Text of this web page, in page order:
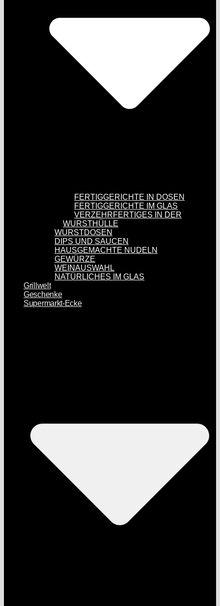
FERTIGGERICHTE IN DOSEN
FERTIGGERICHTE IM GLAS
VERZEHRFERTIGES IN DER
WURSTHÜLLE
WURSTDOSEN
DIPS UND SAUCEN
HAUSGEMACHTE NUDELN
GEWÜRZE
WEINAUSWAHL
NATÜRLICHES IM GLAS
Grillwelt
Geschenke
Supermarkt-Ecke